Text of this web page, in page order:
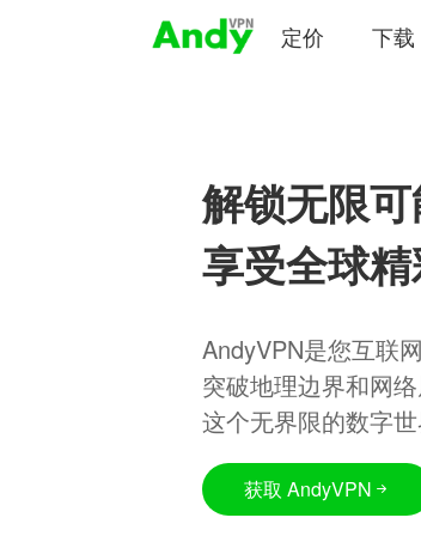
定价 下载
解锁无限可
享受全球精
AndyVPN是您互联
突破地理边界和网
这个无界限的数字世
获取 AndyVPN